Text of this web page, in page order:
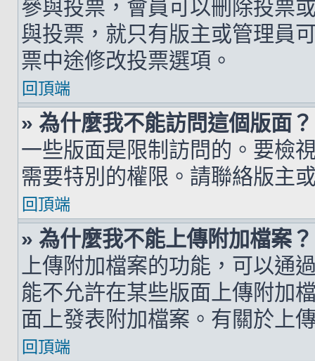
參與投票，會員可以刪除投票
與投票，就只有版主或管理員
票中途修改投票選項。
回頂端
» 為什麼我不能訪問這個版面？
一些版面是限制訪問的。要檢
需要特別的權限。請聯絡版主
回頂端
» 為什麼我不能上傳附加檔案？
上傳附加檔案的功能，可以通
能不允許在某些版面上傳附加
面上發表附加檔案。有關於上
回頂端